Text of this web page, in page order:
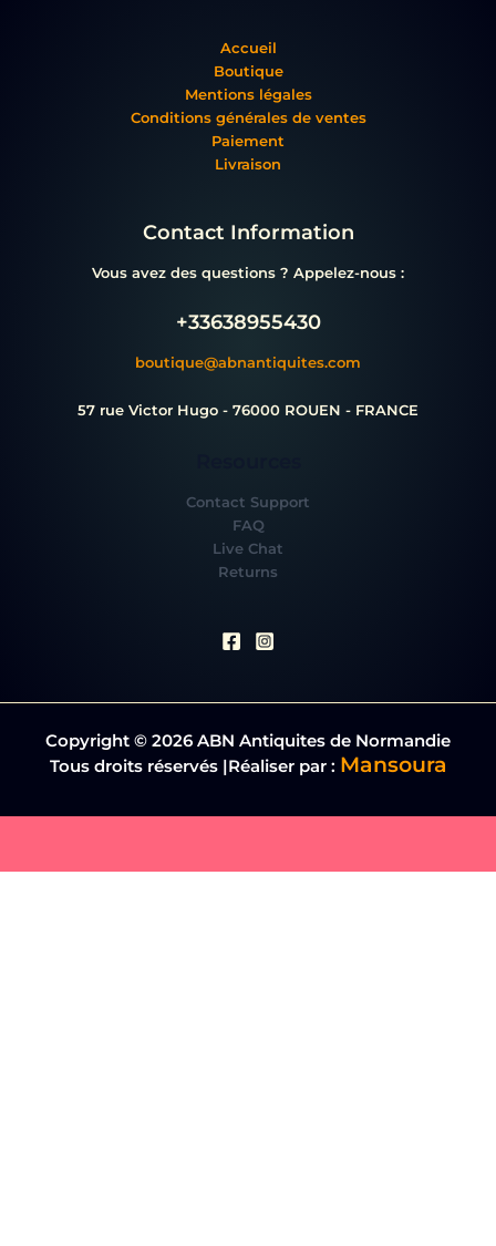
Accueil
Boutique
Mentions légales
Conditions générales de ventes
Paiement
Livraison
Contact Information
Vous avez des questions ? Appelez-nous :
+33638955430
boutique@abnantiquites.com
57 rue Victor Hugo - 76000 ROUEN - FRANCE
Contact Support
FAQ
Live Chat
Returns
Copyright © 2026 ABN Antiquites de Normandie
Tous droits réservés |Réaliser par : Mansoura